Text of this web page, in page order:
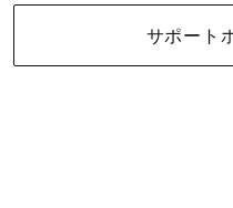
サポート